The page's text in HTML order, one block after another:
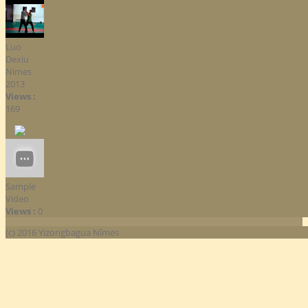
Luo
Dexiu
Nimes
2013
Views :
169
Sample
Video
Views : 0
(c) 2016 Yizongbagua Nîmes